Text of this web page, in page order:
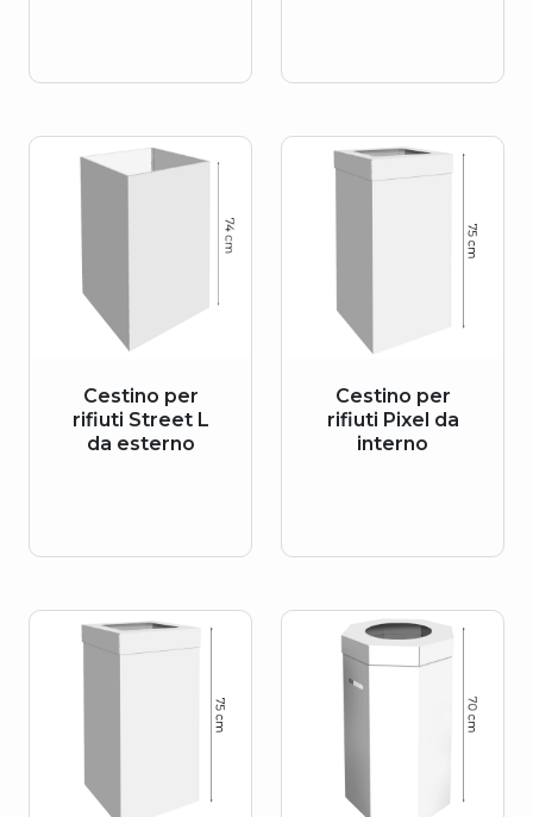
Cestino per
rifiuti Street L
da esterno
Cestino per
rifiuti Pixel da
interno